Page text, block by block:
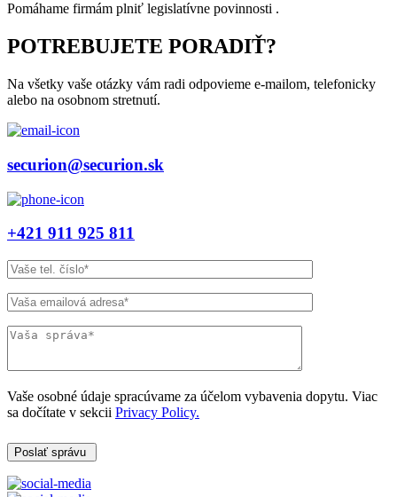
Pomáhame firmám plniť legislatívne povinnosti .
POTREBUJETE PORADIŤ?
Na všetky vaše otázky vám radi odpovieme e-mailom, telefonicky
alebo na osobnom stretnutí.
securion@securion.sk
+421 911 925 811
Vaše osobné údaje spracúvame za účelom vybavenia dopytu. Viac
sa dočítate v sekcii Privacy Policy.
Poslať správu